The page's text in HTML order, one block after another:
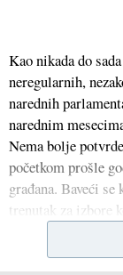
Kao nikada do
neregularnih,
narednih
narednim
Nema bolje
početkom prošle
građana. Baveći
trenutak za izbore